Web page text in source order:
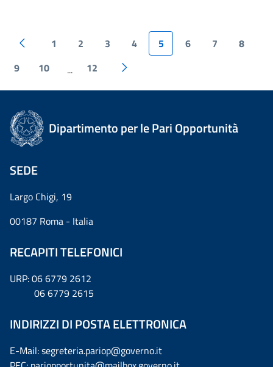
1 2 3 4 5 6 7
8
9
10 ... 12
Dipartimento per le Pari Opportunità
SEDE
Largo Chigi, 19
00187 Roma - Italia
RECAPITI TELEFONICI
URP: 06 6779 2612
06 6779 2615
INDIRIZZI DI POSTA ELETTRONICA
E-Mail: segreteria.pariop@governo.it